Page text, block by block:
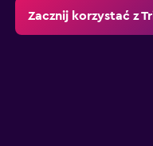
Zacznij korzystać z